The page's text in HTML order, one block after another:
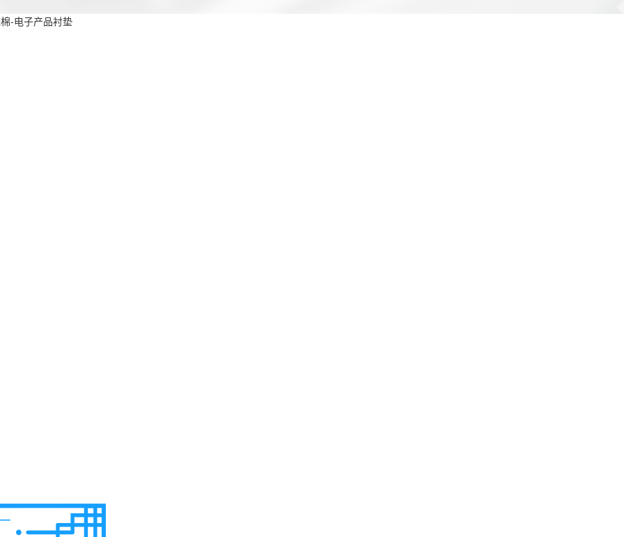
-电子产品衬垫